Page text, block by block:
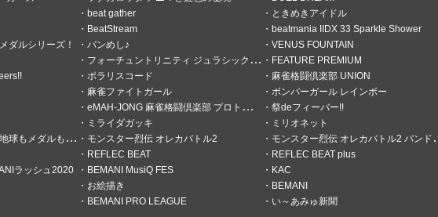
beat gather
ときめきアイドル
BeatStream
beatmania IIDX 33 Sparkle Shower
ダルシリーズ！
バンめし♪
VENUS FOUNTAIN
フォーチュントリニティ ジュラシックトレジャー
FEATURE PREMIUM
ポラリスコード
麻雀格闘倶楽部 UNION
麻雀ファイトガール
ボンバーガール レインボー
eMAH-JONG 麻雀格闘倶楽部 プロトーナメント
祭deフィーバー!!
ミライダガッキ
ミリオネット
ルもまわってる！～
モンスター烈伝 オレカバトル2
モンスター烈伝 オレカバトル2 パンドラのメダル
REFLEC BEAT
REFLEC BEAT plus
ラッシュ2020
BEMANI MusiQ FES
KAC
お絵描き
BEMANI
BEMANI PRO LEAGUE い～あみゅ新聞